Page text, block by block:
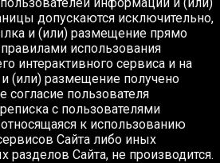
допускаются исключительно,
и (или) размещение прямо
использования
интерактивного сервиса и на
(или) размещение получено
согласие пользователя
с пользователями
к использованию
Сайта либо иных
Сайта, не производится.